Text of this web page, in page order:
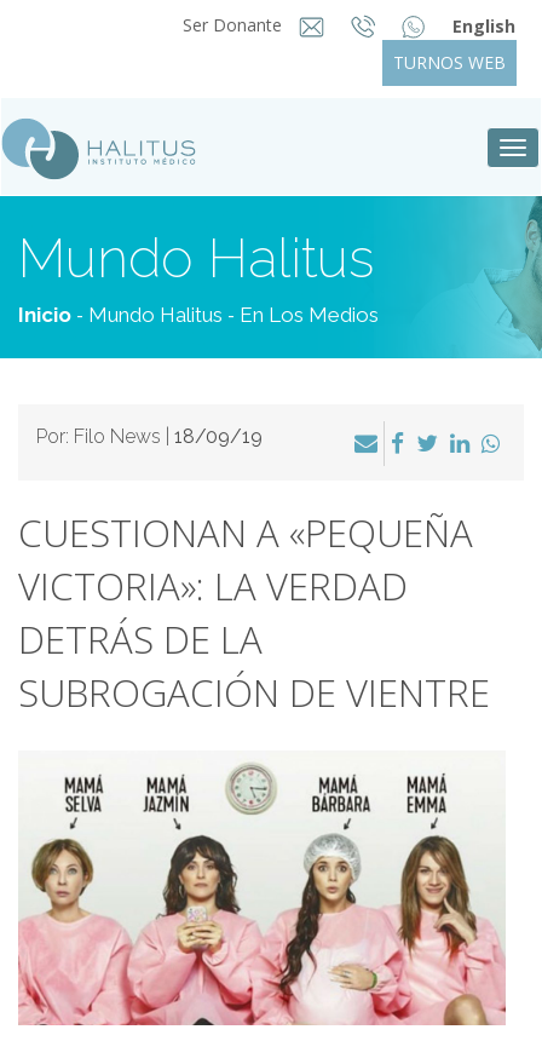
Ser Donante
English
TURNOS WEB
Mundo Halitus
Inicio - Mundo Halitus - En Los Medios
Por: Filo News | 18/09/19
CUESTIONAN A «PEQUEÑA
VICTORIA»: LA VERDAD
DETRÁS DE LA
SUBROGACIÓN DE VIENTRE